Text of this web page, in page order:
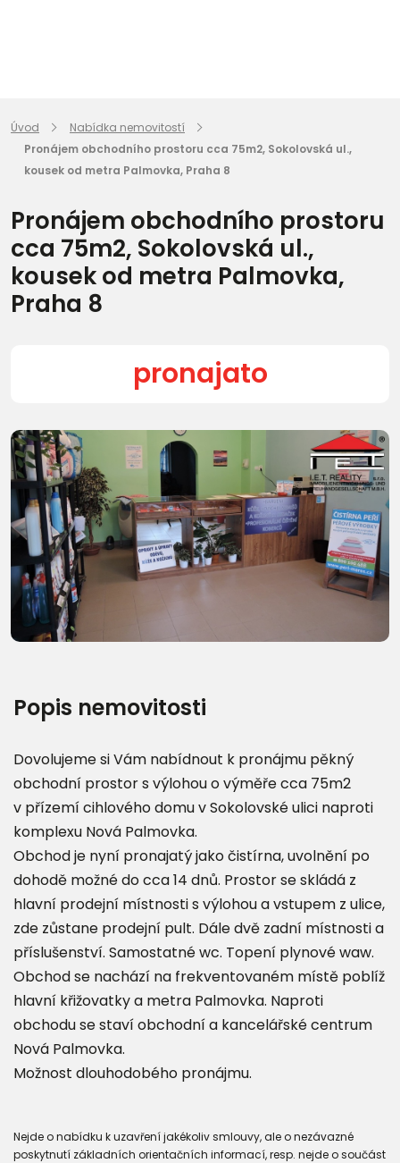
Úvod
Nabídka nemovitostí
Pronájem obchodního prostoru cca 75m2, Sokolovská ul.,
kousek od metra Palmovka, Praha 8
Pronájem obchodního prostoru
cca 75m2, Sokolovská ul.,
kousek od metra Palmovka,
Praha 8
pronajato
Další fotografie (25)
Popis nemovitosti
Dovolujeme si Vám nabídnout k pronájmu pěkný
obchodní prostor s výlohou o výměře cca 75m2
v přízemí cihlového domu v Sokolovské ulici naproti
komplexu Nová Palmovka.
Obchod je nyní pronajatý jako čistírna, uvolnění po
dohodě možné do cca 14 dnů. Prostor se skládá z
hlavní prodejní místnosti s výlohou a vstupem z ulice,
zde zůstane prodejní pult. Dále dvě zadní místnosti a
příslušenství. Samostatné wc. Topení plynové waw.
Obchod se nachází na frekventovaném místě poblíž
hlavní křižovatky a metra Palmovka. Naproti
obchodu se staví obchodní a kancelářské centrum
Nová Palmovka.
Možnost dlouhodobého pronájmu.
Nejde o nabídku k uzavření jakékoliv smlouvy, ale o nezávazné
poskytnutí základních orientačních informací, resp. nejde o součást